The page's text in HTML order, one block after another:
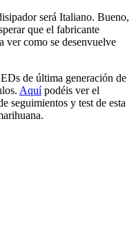
será Italiano. Bueno,
que el fabricante
ver como se desenvuelve
de última generación de
Aquípodéis ver el
seguimientos y test de esta